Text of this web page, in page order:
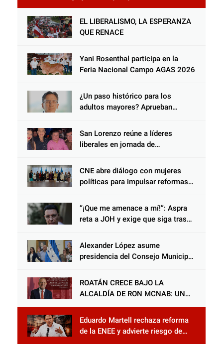
práctica odontológica
EL LIBERALISMO, LA ESPERANZA
QUE RENACE
Yani Rosenthal participa en la
Feria Nacional Campo AGAS 2026
¿Un paso histórico para los
adultos mayores? Aprueban
Salomón Nazar para fortalecer su
protección en Honduras
San Lorenzo reúne a líderes
liberales en jornada de
CNE abre diálogo con mujeres
políticas para impulsar reformas
“¡Que me amenace a mí!”: Aspra
reta a JOH y exige que siga tras
Alexander López asume
presidencia del Consejo Municipal
Censo Nacional 2026
ROATÁN CRECE BAJO LA
ALCALDÍA DE RON MCNAB: UN
COMUNIDAD Y DEL PARTIDO
LIBERAL
Eduardo Martell rechaza reforma
de la ENEE y advierte riesgo de
privatización